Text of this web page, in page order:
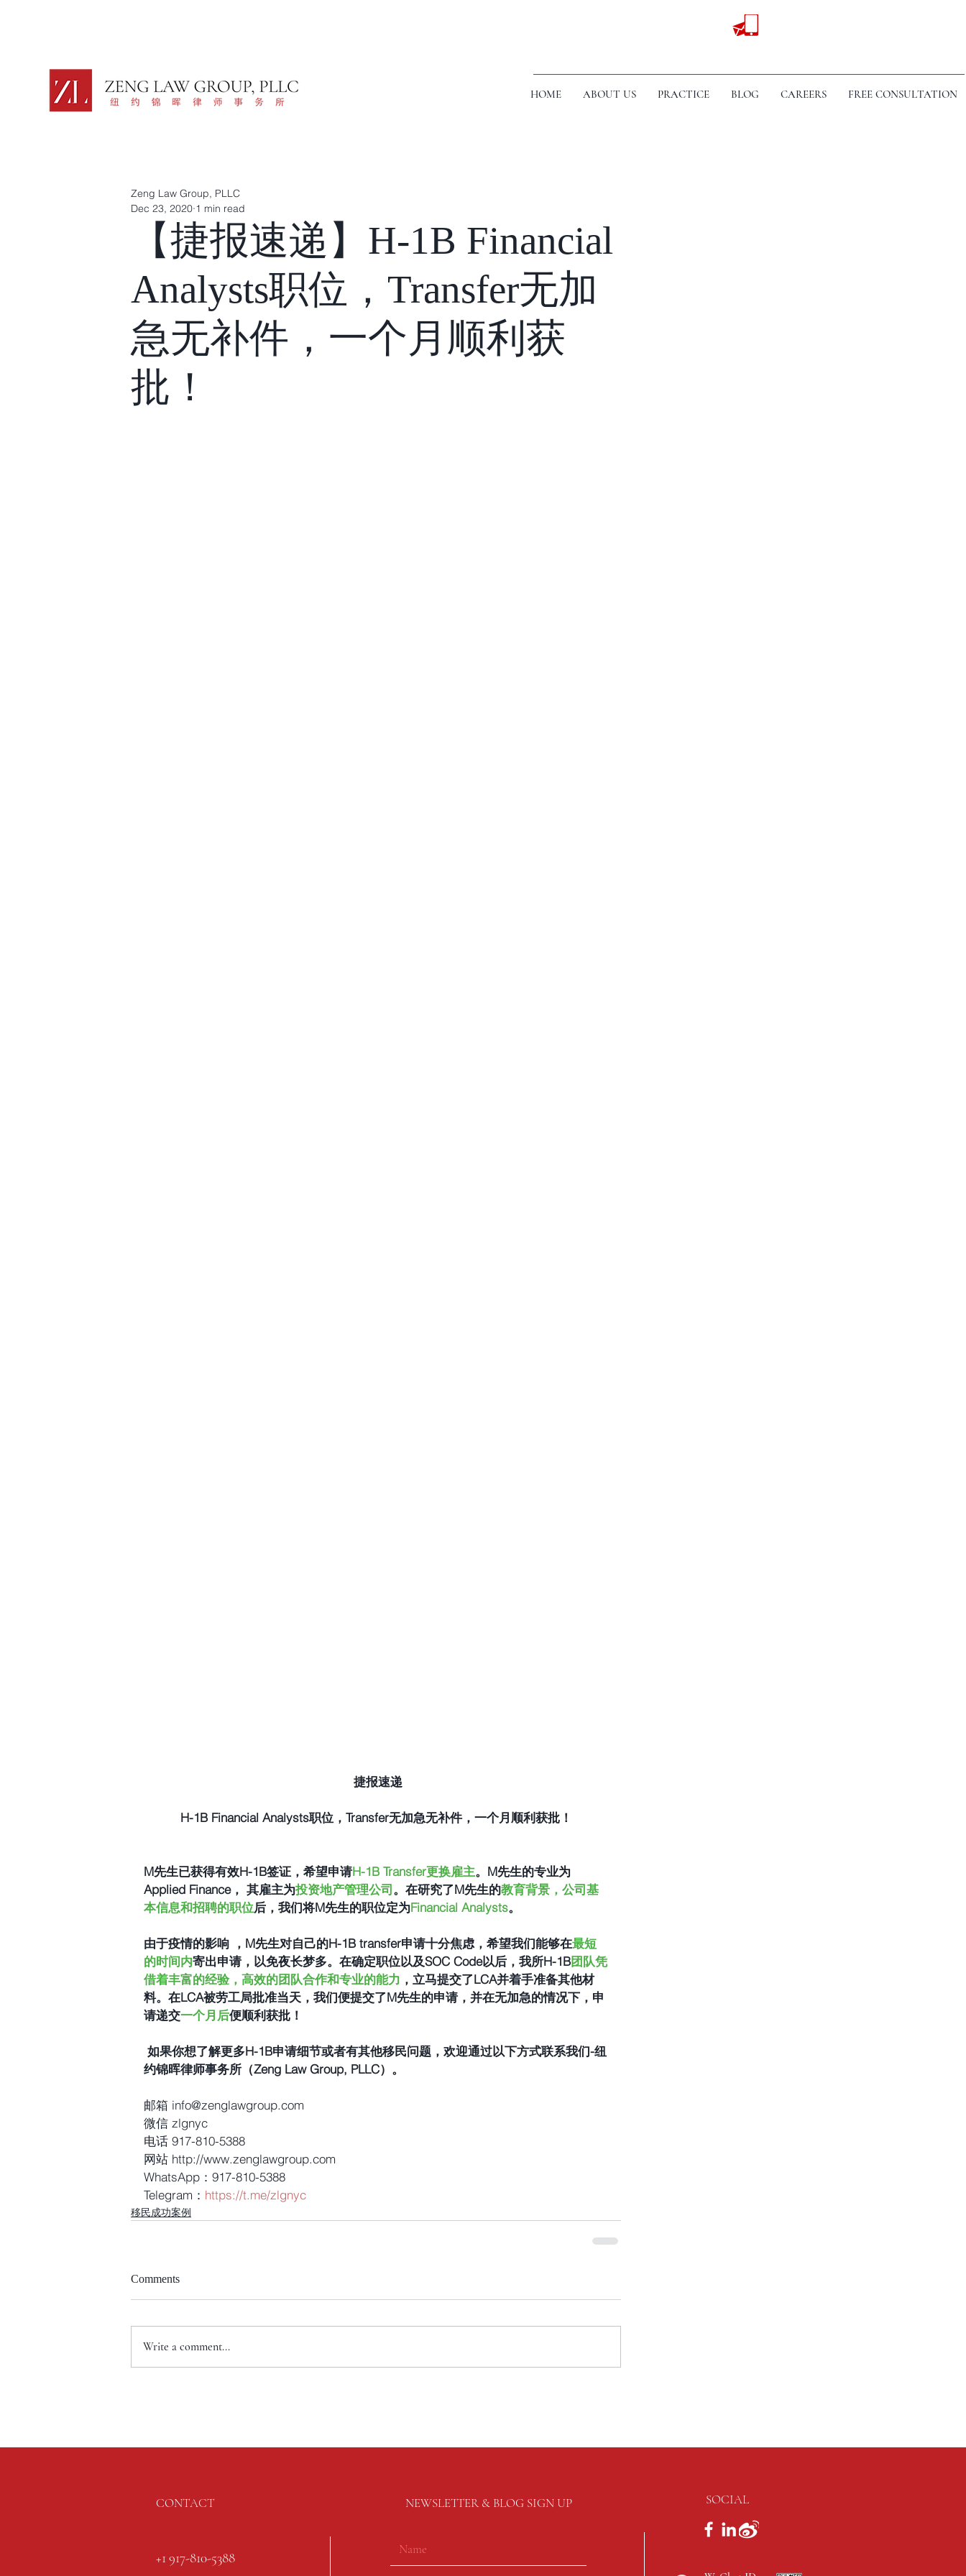
HOME ABOUT US PRACTICE BLOG CAREERS FREE CONSULTATION
【捷报速递】H-1B Financial
Analysts职位，Transfer无加
急无补件，一个月顺利获
批！
Zeng Law Group, PLLC
Dec 23, 2020 1 min read
捷报速递
H-1B Financial Analysts职位，Transfer无加急无补件，一个月顺利获批！
M先生已获得有效H-1B签证，希望申请H-1B Transfer更换雇主。M先生的专业为
Applied Finance， 其雇主为投资地产管理公司。在研究了M先生的教育背景，公司基
本信息和招聘的职位后，我们将M先生的职位定为Financial Analysts。
由于疫情的影响 ，M先生对自己的H-1B transfer申请十分焦虑，希望我们能够在最短
的时间内寄出申请，以免夜长梦多。在确定职位以及SOC Code以后，我所H-1B团队凭
借着丰富的经验，高效的团队合作和专业的能力 ，立马提交了LCA并着手准备其他材
料。在LCA被劳工局批准当天，我们便提交了M先生的申请，并在无加急的情况下，申
请递交一个月后便顺利获批！
约锦晖律师事务所（Zeng Law Group, PLLC）。
邮箱 info@zenglawgroup.com
微信 zlgnyc
电话 917-810-5388
网站 http://www.zenglawgroup.com
WhatsApp：917-810-5388
Telegram： https://t.me/zlgnyc
移民成功案例
Comments
Write a comment...
CONTACT NEWSLETTER & BLOG SIGN UP SOCIAL
+1 917-810-5388